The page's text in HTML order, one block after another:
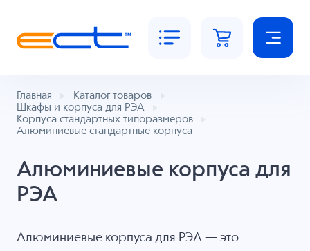
Главная
Каталог товаров
Шкафы и корпуса для РЭА
Корпуса стандартных типоразмеров
Алюминиевые стандартные корпуса
Алюминиевые корпуса для
РЭА
Алюминиевые корпуса для РЭА — это